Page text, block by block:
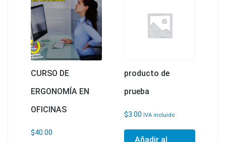
CURSO DE
ERGONOMÍA EN
OFICINAS
$40.00
producto de
prueba
$3.00 IVA incluido
Añadir al